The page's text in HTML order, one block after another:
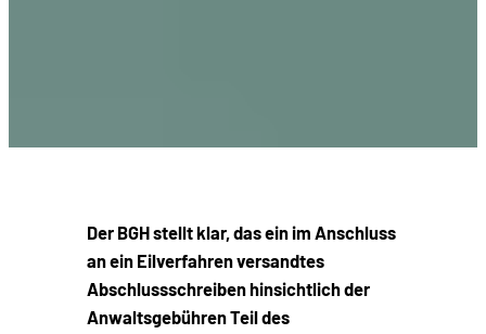
Der BGH stellt klar, das ein im Anschluss
an ein Eilverfahren versandtes
Abschlussschreiben hinsichtlich der
Anwaltsgebühren Teil des